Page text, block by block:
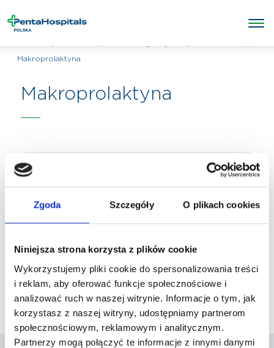
Zgoda Szczegóły O plikach cookies
Niniejsza strona korzysta z plików cookie
Wykorzystujemy pliki cookie do spersonalizowania treści
i reklam, aby oferować funkcje społecznościowe i
analizować ruch w naszej witrynie. Informacje o tym, jak
korzystasz z naszej witryny, udostępniamy partnerom
społecznościowym, reklamowym i analitycznym.
Partnerzy mogą połączyć te informacje z innymi danymi
Makroprolaktyna
Makroprolaktyna